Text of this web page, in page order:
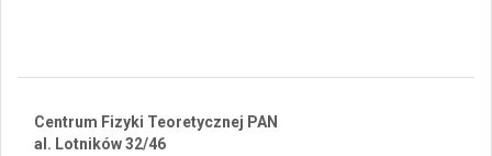
Centrum Fizyki Teoretycznej PAN
al. Lotników 32/46